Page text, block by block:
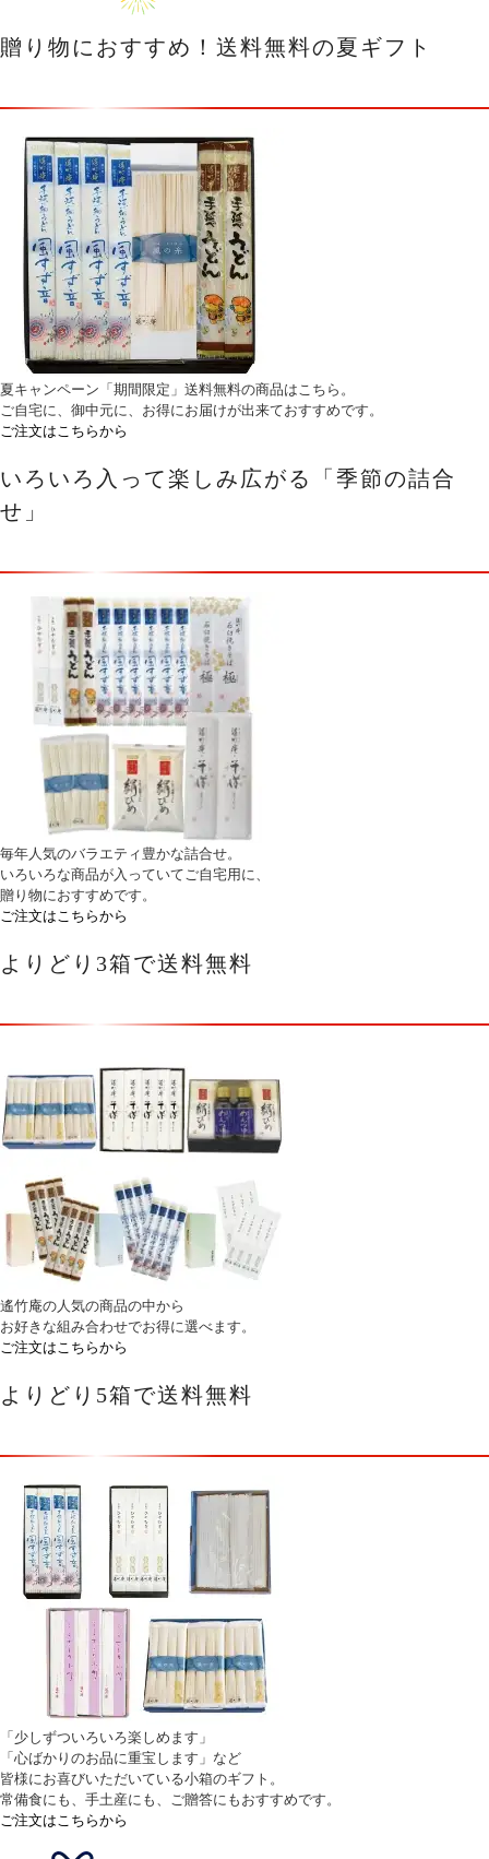
贈り物におすすめ！ 送料無料の夏ギフト
夏キャンペーン「期間限定」送料無料の商品はこちら。
ご自宅に、御中元に、お得にお届けが出来ておすすめです。
ご注文はこちらから
いろいろ入って楽しみ広がる
「季節の詰合
せ」
毎年人気のバラエティ豊かな詰合せ。
いろいろな商品が入っていてご自宅用に、
贈り物におすすめです。
ご注文はこちらから
よりどり3箱で送料無料
遙竹庵の人気の商品の中から
お好きな組み合わせでお得に選べます。
ご注文はこちらから
よりどり5箱で送料無料
「少しずついろいろ楽しめます」
「心ばかりのお品に重宝します」など
皆様にお喜びいただいている小箱のギフト。
常備食にも、手土産にも、ご贈答にもおすすめです。
ご注文はこちらから